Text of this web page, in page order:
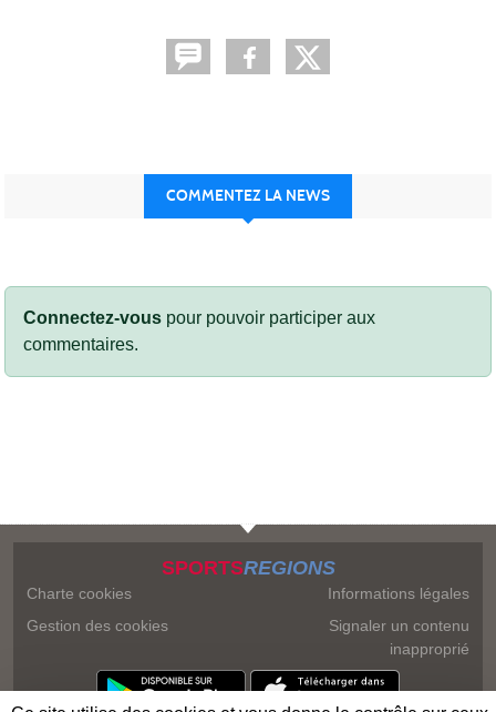
COMMENTEZ LA NEWS
Connectez-vous pour pouvoir participer aux
commentaires.
SPORTSREGIONS
Charte cookies
Gestion des cookies
Informations légales
Signaler un contenu
inapproprié